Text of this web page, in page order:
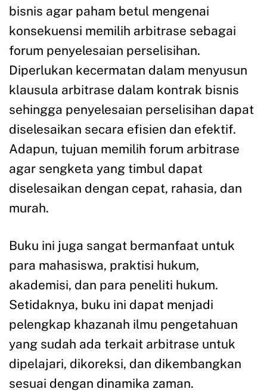
bisnis agar paham betul mengenai
konsekuensi memilih arbitrase sebagai
forum penyelesaian perselisihan.
Diperlukan kecermatan dalam menyusun
klausula arbitrase dalam kontrak bisnis
sehingga penyelesaian perselisihan dapat
diselesaikan secara efisien dan efektif.
Adapun, tujuan memilih forum arbitrase
agar sengketa yang timbul dapat
diselesaikan dengan cepat, rahasia, dan
murah.
Buku ini juga sangat bermanfaat untuk
para mahasiswa, praktisi hukum,
akademisi, dan para peneliti hukum.
Setidaknya, buku ini dapat menjadi
pelengkap khazanah ilmu pengetahuan
yang sudah ada terkait arbitrase untuk
dipelajari, dikoreksi, dan dikembangkan
sesuai dengan dinamika zaman.